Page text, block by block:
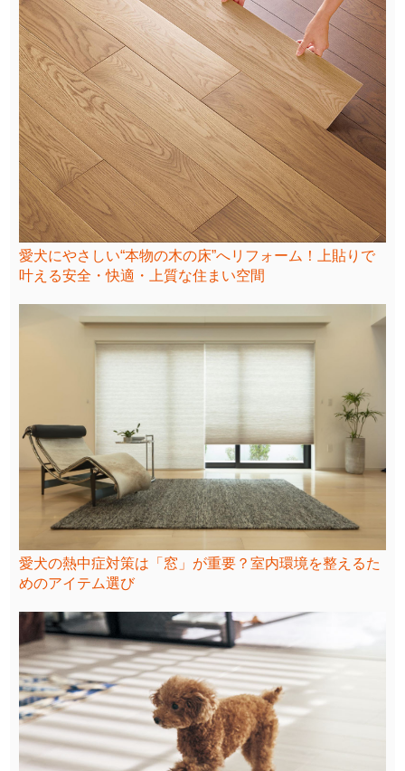
愛犬にやさしい“本物の木の床”へリフォーム！上貼りで
叶える安全・快適・上質な住まい空間
愛犬の熱中症対策は「窓」が重要？室内環境を整えるた
めのアイテム選び